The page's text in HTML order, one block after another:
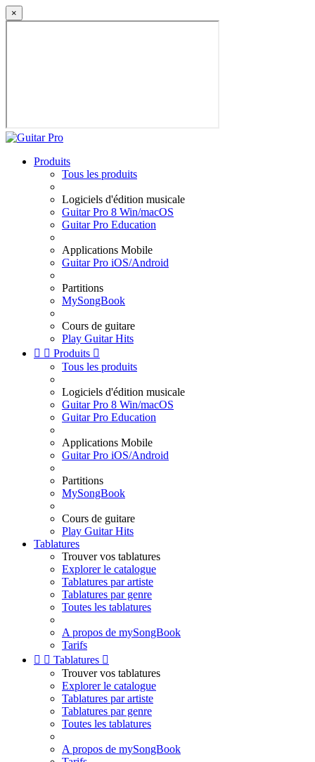
×
Produits
Tous les produits
Logiciels d'édition musicale
Guitar Pro 8 Win/macOS
Guitar Pro Education
Applications Mobile
Guitar Pro iOS/Android
Partitions
MySongBook
Cours de guitare
Play Guitar Hits
  Produits 
Tous les produits
Logiciels d'édition musicale
Guitar Pro 8 Win/macOS
Guitar Pro Education
Applications Mobile
Guitar Pro iOS/Android
Partitions
MySongBook
Cours de guitare
Play Guitar Hits
Tablatures
Trouver vos tablatures
Explorer le catalogue
Tablatures par artiste
Tablatures par genre
Toutes les tablatures
A propos de mySongBook
Tarifs
  Tablatures 
Trouver vos tablatures
Explorer le catalogue
Tablatures par artiste
Tablatures par genre
Toutes les tablatures
A propos de mySongBook